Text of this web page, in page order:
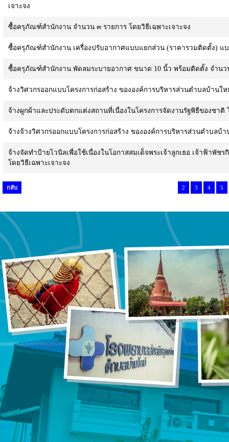
เจาะจง
ซื้อครุภัณฑ์สำนักงาน จำนวน ๓ รายการ โดยวิธีเฉพาะเจาะจง
ซื้อครุภัณฑ์สำนักงาน เครื่องปรับอากาศแบบแยกส่วน (ราคารวมติดตั้ง) แ
ซื้อครุภัณฑ์สำนักงาน พัดลมระบายอากาศ ขนาด 10 นิ้ว พร้อมติดตั้ง จำนวน
จ้างวิศวกรออกแบบโครงการก่อสร้าง ขององค์การบริหารส่วนตำบลบ้านใ
จ้างผูกผ้าและประดับตกแต่งสถานที่เนื่องในโครงการจัดงานรัฐพิธีของชาติ
จ้างจ้างวิศวกรออกแบบโครงการก่อสร้าง ขององค์การบริหารส่วนตำบลบ้
จ้างจัดทำป้ายไวนิลเพื่อใช้เนื่องในโอกาสสมเด็จพระเจ้าลูกเธอ เจ้าฟ้าพั
โดยวิธีเฉพาะเจาะจง
กลับ 2 3 4 5